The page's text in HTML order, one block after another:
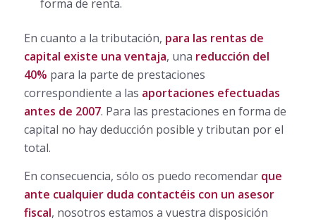
forma de renta.
En cuanto a la tributación, para las rentas de
capital existe una ventaja, una reducción del
40% para la parte de prestaciones
correspondiente a las aportaciones efectuadas
antes de 2007. Para las prestaciones en forma de
capital no hay deducción posible y tributan por el
total.
En consecuencia, sólo os puedo recomendar que
ante cualquier duda contactéis con un asesor
fiscal, nosotros estamos a vuestra disposición